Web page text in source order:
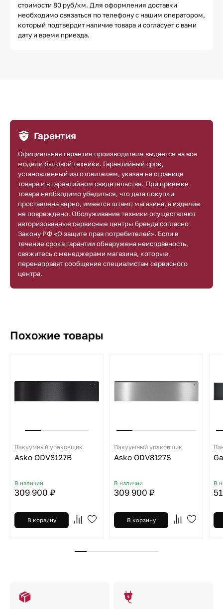
стоимости 80 руб/км. Для оформления доставки
необходимо связаться по телефону с нашим оператором,
который подтвердит наличие товара и согласует с вами
дату и время приезда.
Гарантия
Официальная гарантия производителя выдается на все
модели бытовой техники. Гарантийный срок,
установленный изготовителем, указан на странице
товара и в гарантийном свидетельстве. При приемке
товара необходимо убедиться, что дата покупки
проставлена верно, имеется штамп магазина, а изделие
не повреждено. Обслуживание техники осуществляют
авторизованные сервисные центры бренда согласно
Закону РФ «О защите прав потребителей». Если в
течение срока гарантии обнаружена неисправность,
свяжитесь с менеджерами магазина, которые
перенаправят сообщение специалистам сервисного
центра.
Похожие товары
Вакуумный упаковщик
Asko ODV8127B
В наличии
309 900 ₽
В корзину
Вакуумный упаковщик
Asko ODV8127S
В наличии
309 900 ₽
В корзину
В